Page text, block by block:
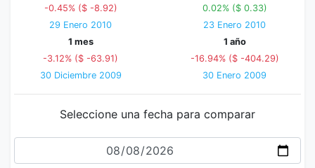
-0.45% ($ -8.92)
29 Enero 2010
0.02% ($ 0.33)
23 Enero 2010
1 mes
-3.12% ($ -63.91)
30 Diciembre 2009
1 año
-16.94% ($ -404.29)
30 Enero 2009
Seleccione una fecha para comparar
Fecha